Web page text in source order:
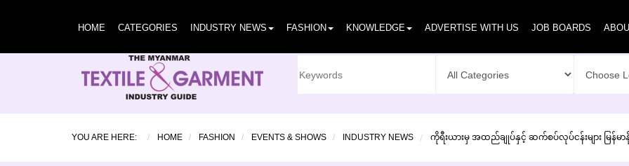
HOME CATEGORIES INDUSTRY NEWS FASHION KNOWLEDGE ADVERTISE WITH US JOB BOARDS
YOU ARE HERE: HOME FASHION EVENTS & SHOWS INDUSTRY NEWS ကိုရီးယားမှ အထည်ချုပ်နှင့် ဆက်စပ်လုပ်ငန်းများ မြန်မ